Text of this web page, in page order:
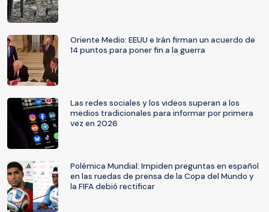
Oriente Medio: EEUU e Irán firman un acuerdo de
14 puntos para poner fin a la guerra
Las redes sociales y los videos superan a los
medios tradicionales para informar por primera
vez en 2026
Polémica Mundial: Impiden preguntas en español
en las ruedas de prensa de la Copa del Mundo y
la FIFA debió rectificar